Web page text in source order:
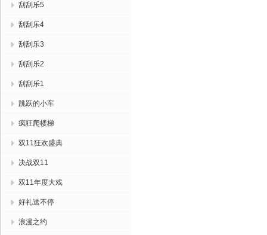
刮刮乐5
刮刮乐4
刮刮乐3
刮刮乐2
刮刮乐1
跳跃的小车
疯狂爬楼梯
双11狂欢盛典
决战双11
双11年度大戏
好礼送不停
浪漫之约